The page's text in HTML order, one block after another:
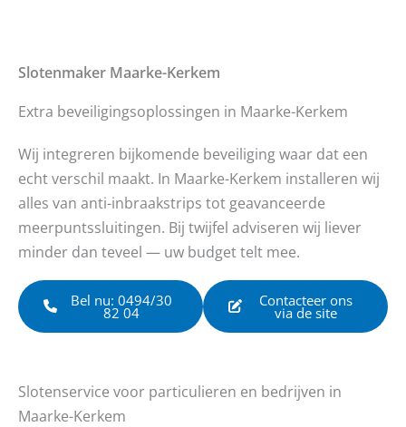
Slotenmaker Maarke-Kerkem
Extra beveiligingsoplossingen in Maarke-Kerkem
Wij integreren bijkomende beveiliging waar dat een
echt verschil maakt. In Maarke-Kerkem installeren wij
alles van anti-inbraakstrips tot geavanceerde
meerpuntssluitingen. Bij twijfel adviseren wij liever
minder dan teveel — uw budget telt mee.
Bel nu: 0494/30
82 04
Contacteer ons
via de site
Slotenservice voor particulieren en bedrijven in
Maarke-Kerkem